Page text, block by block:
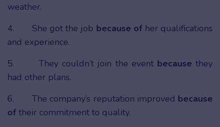
weather.
4. She got the job because ofher qualifications
and experience.
5. They couldn’t join the event because they
had other plans.
6. The company’s reputation improved because
of their commitment to quality.